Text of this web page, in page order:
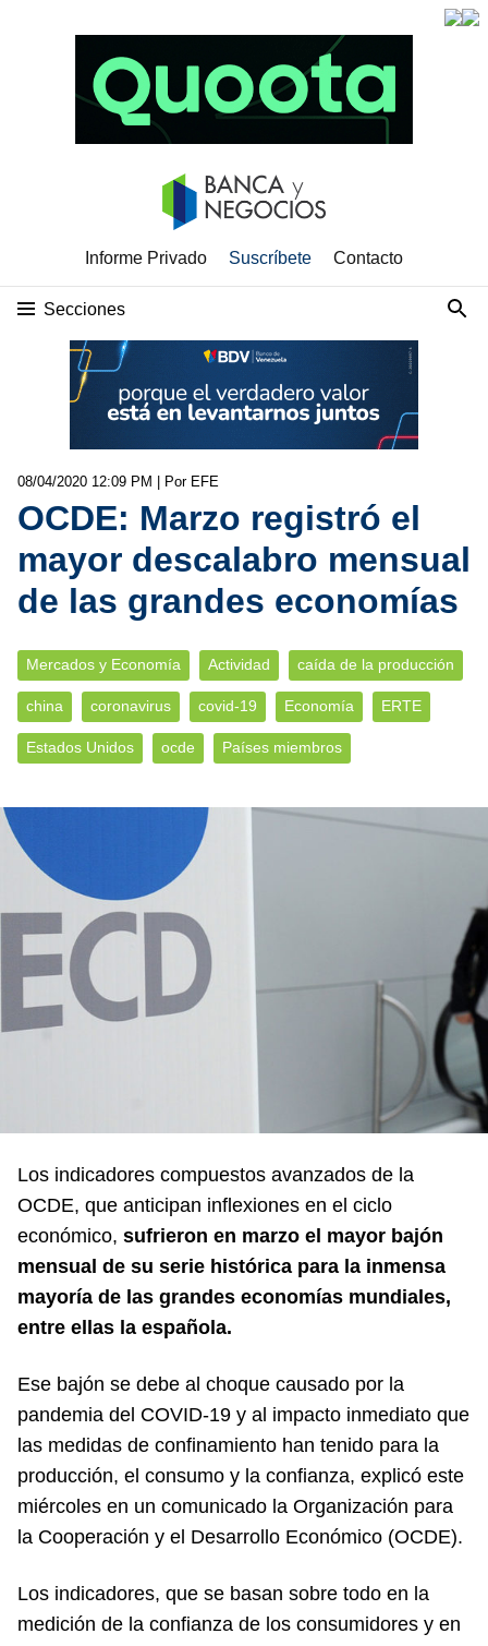
Informe Privado Suscríbete Contacto
Secciones
08/04/2020 12:09 PM | Por EFE
OCDE: Marzo registró el
mayor descalabro mensual
de las grandes economías
Mercados y Economía Actividad caída de la producción
china coronavirus covid-19 Economía ERTE
Estados Unidos ocde Países miembros
Los indicadores compuestos avanzados de la
OCDE, que anticipan inflexiones en el ciclo
económico, sufrieron en marzo el mayor bajón
mensual de su serie histórica para la inmensa
mayoría de las grandes economías mundiales,
entre ellas la española.
Ese bajón se debe al choque causado por la
pandemia del COVID-19 y al impacto inmediato que
las medidas de confinamiento han tenido para la
producción, el consumo y la confianza, explicó este
miércoles en un comunicado la Organización para
la Cooperación y el Desarrollo Económico (OCDE).
Los indicadores, que se basan sobre todo en la
medición de la confianza de los consumidores y en